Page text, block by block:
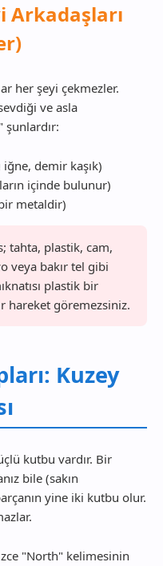
Arkadaşları
her şeyi çekmezler.
ve asla
demir kaşık)
içinde bulunur)
metaldir)
tahta, plastik, cam,
veya bakır tel gibi
plastik bir
hareket göremezsiniz.
Kuzey
kutbu vardır. Bir
bile (sakın
yine iki kutbu olur.
"North" kelimesinin